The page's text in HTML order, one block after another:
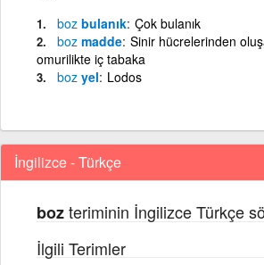
boz bulanık Çok bulanık
boz madde Sinir hücrelerinden
omurilikte iç tabaka
boz yel Lodos
İngilizce - Türkçe
bozteriminin İngilizce Türkçe
İlgili Terimler